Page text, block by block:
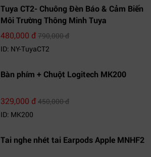
Tuya CT2- Chuông Đèn Báo & Cảm Biến
Môi Trường Thông Minh Tuya
480,000 đ790,000 đ
ID: NY-TuyaCT2
Bàn phím + Chuột Logitech MK200
329,000 đ450,000 đ
ID: MK200
Tai nghe nhét tai Earpods Apple MNHF2